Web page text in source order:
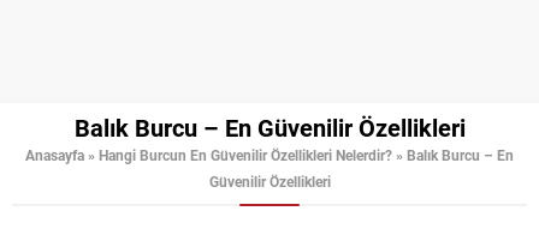
Balık Burcu – En Güvenilir Özellikleri
Anasayfa » Hangi Burcun En Güvenilir Özellikleri Nelerdir? » Balık Burcu – En
Güvenilir Özellikleri